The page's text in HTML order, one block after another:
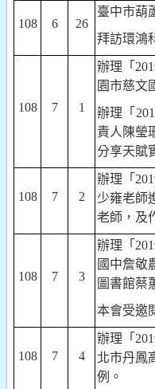
108 6 26
臺中市葫
拜訪環鴻
108 7 1
辦理「
園市慈文
辦理「
責人陳瑩
分享天賦
108 7 2
辦理「
少雍老師
老師，及
108 7 3
辦理「
國中詹敬
圖書館蔡
本會受邀
108 7 4
辦理「
北市丹鳳
例。